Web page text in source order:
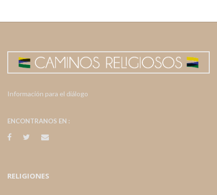
Información para el diálogo
ENCONTRANOS EN :
RELIGIONES